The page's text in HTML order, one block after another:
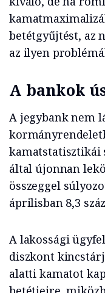
betétgyűjtést, az
az ilyen
A bankok
A jegybank nem
kamatstatisztikái
által újonnan
összeggel
áprilisban 8,3
A lakossági
diszkont
alatti kamatot